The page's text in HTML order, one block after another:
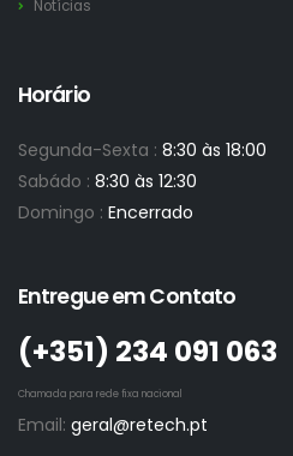
Notícias
Horário
Segunda-Sexta : 8:30 às 18:00
Sabádo : 8:30 às 12:30
Domingo : Encerrado
Entregue em Contato
(+351)­ 234 091 063
Chamada para rede fixa nacional
Email: geral@retech.pt